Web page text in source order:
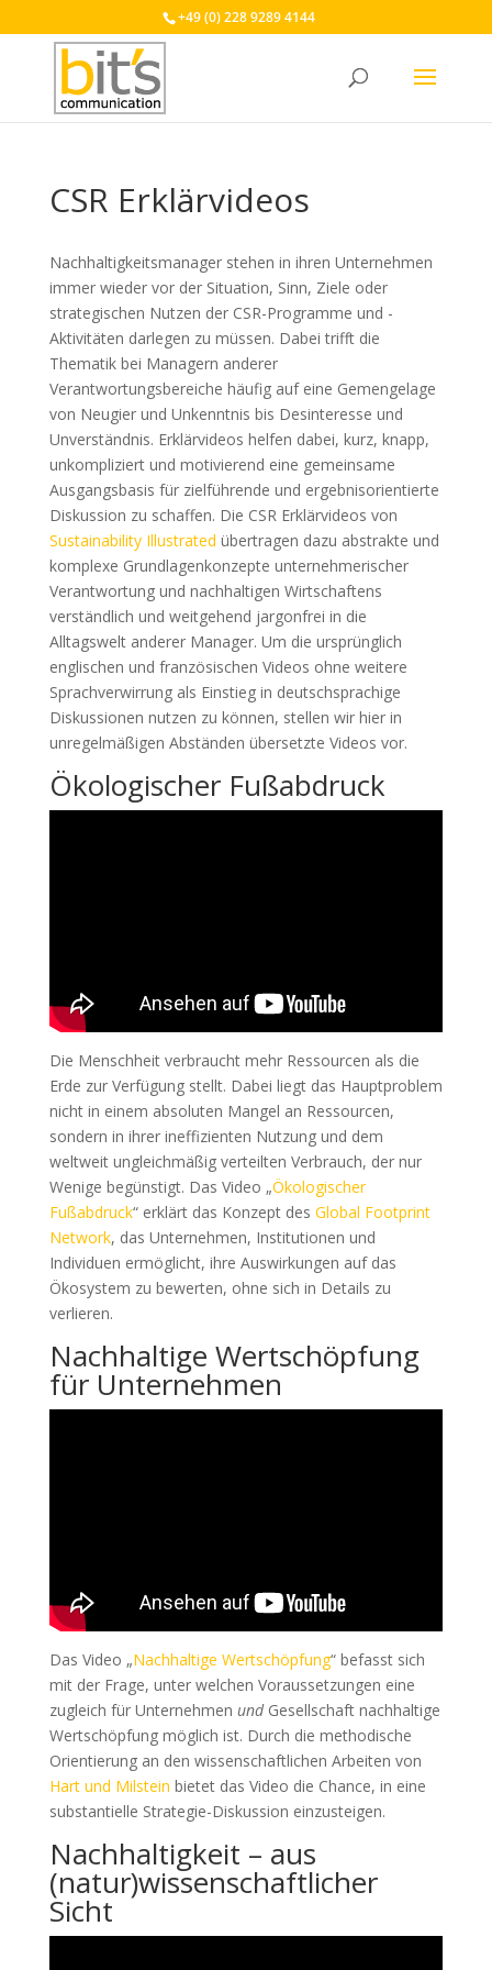
+49 (0) 228 9289 4144
CSR Erklärvideos
Nachhaltigkeitsmanager stehen in ihren Unternehmen
immer wieder vor der Situation, Sinn, Ziele oder
strategischen Nutzen der CSR-Programme und -
Aktivitäten darlegen zu müssen. Dabei trifft die
Thematik bei Managern anderer
Verantwortungsbereiche häufig auf eine Gemengelage
von Neugier und Unkenntnis bis Desinteresse und
Unverständnis. Erklärvideos helfen dabei, kurz, knapp,
unkompliziert und motivierend eine gemeinsame
Ausgangsbasis für zielführende und ergebnisorientierte
Diskussion zu schaffen. Die CSR Erklärvideos von
Sustainability Illustrated übertragen dazu abstrakte und
komplexe Grundlagenkonzepte unternehmerischer
Verantwortung und nachhaltigen Wirtschaftens
verständlich und weitgehend jargonfrei in die
Alltagswelt anderer Manager. Um die ursprünglich
englischen und französischen Videos ohne weitere
Sprachverwirrung als Einstieg in deutschsprachige
Diskussionen nutzen zu können, stellen wir hier in
unregelmäßigen Abständen übersetzte Videos vor.
Ökologischer Fußabdruck
Die Menschheit verbraucht mehr Ressourcen als die
Erde zur Verfügung stellt. Dabei liegt das Hauptproblem
nicht in einem absoluten Mangel an Ressourcen,
sondern in ihrer ineffizienten Nutzung und dem
weltweit ungleichmäßig verteilten Verbrauch, der nur
Wenige begünstigt. Das Video „Ökologischer
Fußabdruck“ erklärt das Konzept des Global Footprint
Network, das Unternehmen, Institutionen und
Individuen ermöglicht, ihre Auswirkungen auf das
Ökosystem zu bewerten, ohne sich in Details zu
verlieren.
Nachhaltige Wertschöpfung
für Unternehmen
Das Video „Nachhaltige Wertschöpfung“ befasst sich
mit der Frage, unter welchen Voraussetzungen eine
zugleich für Unternehmen undGesellschaft nachhaltige
Wertschöpfung möglich ist. Durch die methodische
Orientierung an den wissenschaftlichen Arbeiten von
Hart und Milstein bietet das Video die Chance, in eine
substantielle Strategie-Diskussion einzusteigen.
Nachhaltigkeit – aus
(natur)wissenschaftlicher
Sicht